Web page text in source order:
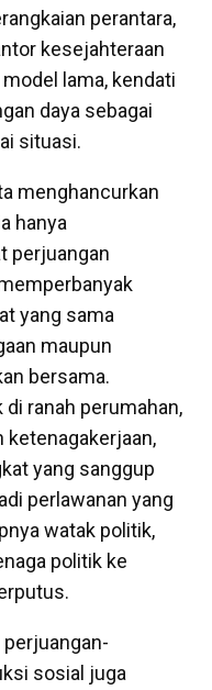
perantara,
kesejahteraan
lama, kendati
daya sebagai
situasi.
menghancurkan
hanya
perjuangan
yang sama
maupun
bersama.
ranah perumahan,
ketenagakerjaan,
yang sanggup
perlawanan yang
watak politik,
politik ke
sosial juga